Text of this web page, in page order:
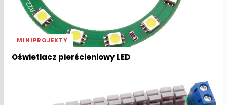
MINIPROJEKTY
Oświetlacz pierścieniowy LED